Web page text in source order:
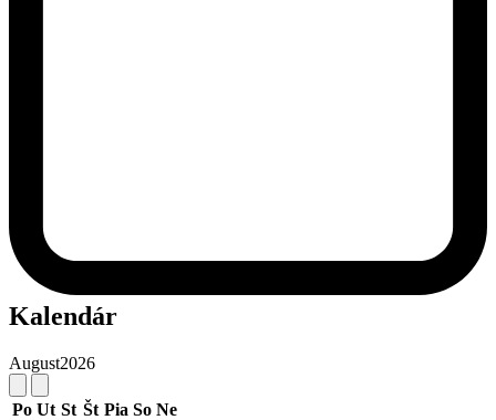
Kalendár
August2026
Po Ut St Št Pia So Ne